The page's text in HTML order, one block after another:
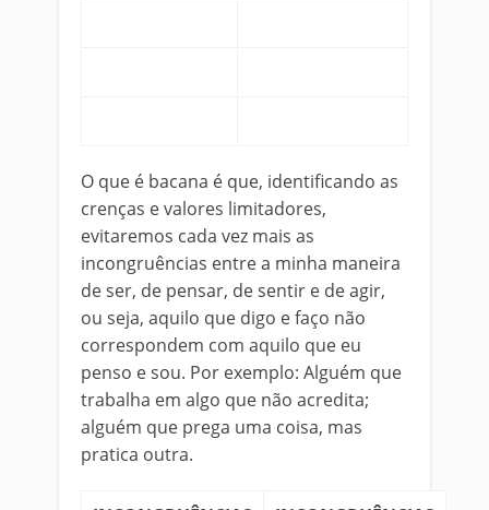
O que é bacana é que, identificando as
crenças e valores limitadores,
evitaremos cada vez mais as
incongruências entre a minha maneira
de ser, de pensar, de sentir e de agir,
ou seja, aquilo que digo e faço não
correspondem com aquilo que eu
penso e sou. Por exemplo: Alguém que
trabalha em algo que não acredita;
alguém que prega uma coisa, mas
pratica outra.